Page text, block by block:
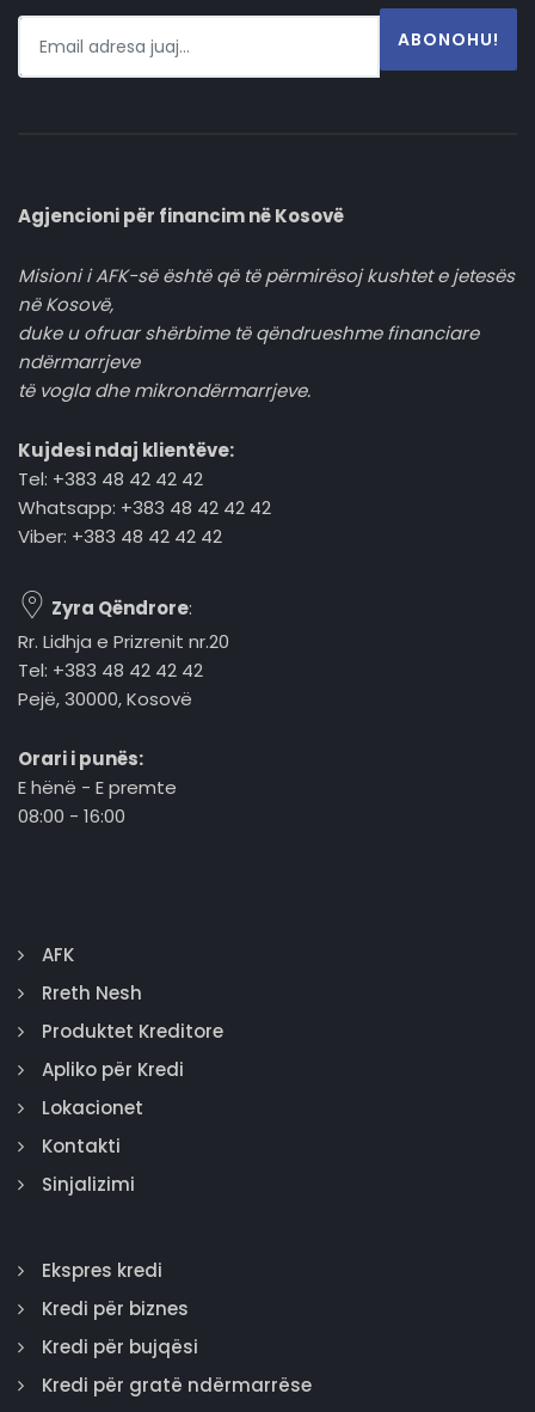
ABONOHU!
Agjencioni për financim në Kosovë
Misioni i AFK-së është që të përmirësoj kushtet e jetesës
në Kosovë,
duke u ofruar shërbime të qëndrueshme financiare
ndërmarrjeve
të vogla dhe mikrondërmarrjeve.
Kujdesi ndaj klientëve:
Tel: +383 48 42 42 42
Whatsapp: +383 48 42 42 42
Viber: +383 48 42 42 42
Zyra Qëndrore:
Rr. Lidhja e Prizrenit nr.20
Tel: +383 48 42 42 42
Pejë, 30000, Kosovë
Orari i punës:
E hënë - E premte
08:00 - 16:00
AFK
Rreth Nesh
Produktet Kreditore
Apliko për Kredi
Lokacionet
Kontakti
Sinjalizimi
Ekspres kredi
Kredi për biznes
Kredi për bujqësi
Kredi për gratë ndërmarrëse